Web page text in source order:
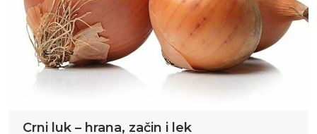
Crni luk – hrana, začin i lek